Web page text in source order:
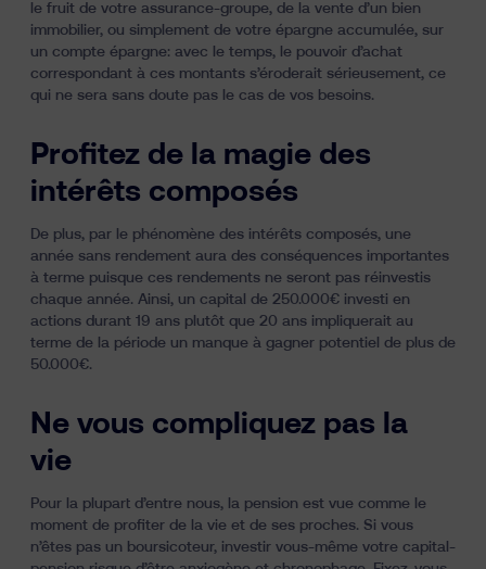
le fruit de votre assurance-groupe, de la vente d’un bien
immobilier, ou simplement de votre épargne accumulée, sur
un compte épargne: avec le temps, le pouvoir d’achat
correspondant à ces montants s’éroderait sérieusement, ce
qui ne sera sans doute pas le cas de vos besoins.
Profitez de la magie des
intérêts composés
De plus, par le phénomène des intérêts composés, une
année sans rendement aura des conséquences importantes
à terme puisque ces rendements ne seront pas réinvestis
chaque année. Ainsi, un capital de 250.000€ investi en
actions durant 19 ans plutôt que 20 ans impliquerait au
terme de la période un manque à gagner potentiel de plus de
50.000€.
Ne vous compliquez pas la
vie
Pour la plupart d’entre nous, la pension est vue comme le
moment de profiter de la vie et de ses proches. Si vous
n’êtes pas un boursicoteur, investir vous-même votre capital-